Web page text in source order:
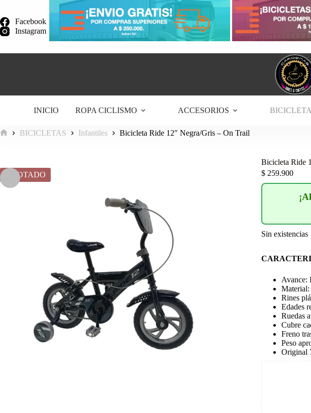
contenidoFacebook
Instagram
INICIO ROPA CICLISMO ACCESORIOS
BICICLETAS Infantiles Bicicleta Ride 12″ Negra/Gris – On Trail
AGOTADO
Bicicleta Ride
$ 259.900
Sin existencias
Avance:
Rines
Edades
Ruedas
Cubre
Freno
Peso
Original